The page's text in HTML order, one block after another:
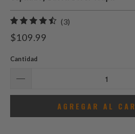
(3)
$109.99
Cantidad
AGREGAR AL